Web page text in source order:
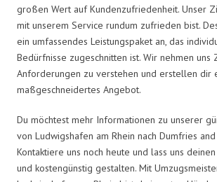
großen Wert auf Kundenzufriedenheit. Unser
mit unserem Service rundum zufrieden bist.
ein umfassendes Leistungspaket an, das
Bedürfnisse zugeschnitten ist. Wir nehmen uns
Anforderungen zu verstehen und erstellen dir
maßgeschneidertes Angebot.
Du möchtest mehr Informationen zu unserer
von Ludwigshafen am Rhein nach Dumfries
Kontaktiere uns noch heute und lass uns
und kostengünstig gestalten. Mit